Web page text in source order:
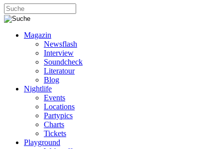
Magazin
Newsflash
Interview
Soundcheck
Literatour
Blog
Nightlife
Events
Locations
Partypics
Charts
Tickets
Playground